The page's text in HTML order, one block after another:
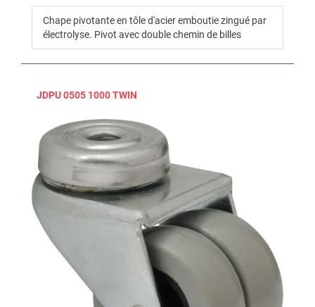
Chape pivotante en tôle d'acier emboutie zingué par
électrolyse. Pivot avec double chemin de billes
JDPU 0505 1000 TWIN